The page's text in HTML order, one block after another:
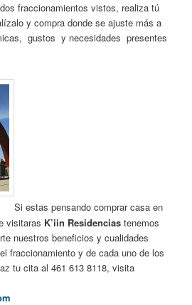
fraccionamientos vistos, realiza tú
y compra donde se ajuste más a
gustos y necesidades presentes
Si estas pensando comprar casa en
visitaras K’iin Residencias tenemos
nuestros beneficios y cualidades
fraccionamiento y de cada uno de los
tu cita al 461 613 8118, visita